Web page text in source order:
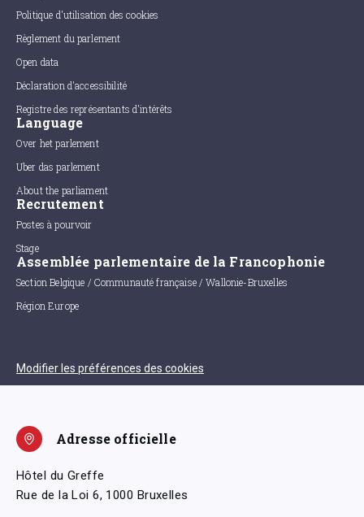
Politique d'utilisation des cookies
Règlement du parlement
Open data
Déclaration d'accessibilité
Registre des représentants d'intérêts
Language
Over het parlement
Uber das parlement
About the parliament
Recrutement
Postes à pourvoir
Stage
Assemblée parlementaire de la Francophonie
Section Belgique / Communauté française / Wallonie-Bruxelles
Région Europe
Modifier les préférences des cookies
Adresse officielle
Hôtel du Greffe
Rue de la Loi 6, 1000 Bruxelles